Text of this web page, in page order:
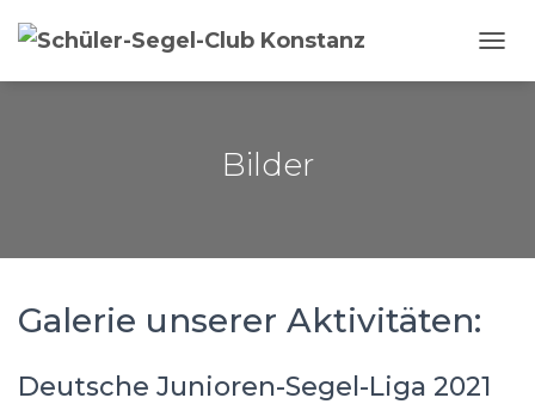
Bilder
Galerie unserer Aktivitäten:
Deutsche Junioren-Segel-Liga 2021